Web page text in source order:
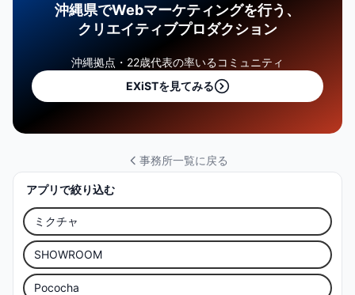
アプリで絞り込む
ミクチャ
SHOWROOM
Pococha
沖縄県でWebマーケティングを行う、
クリエイティブプロダクション
沖縄拠点・22歳代表の率いるコミュニティ
EXiSTを見てみる
事務所一覧に戻る